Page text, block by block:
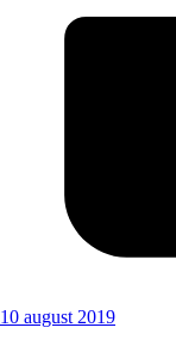
10 august 2019